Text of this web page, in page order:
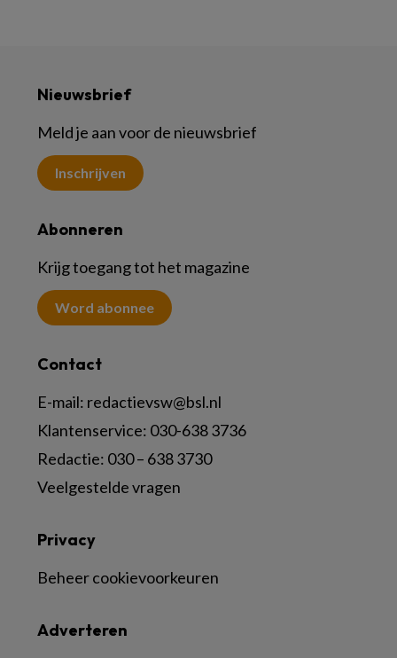
Nieuwsbrief
Meld je aan voor de nieuwsbrief
Inschrijven
Abonneren
Krijg toegang tot het magazine
Word abonnee
Contact
E-mail: redactievsw@bsl.nl
Klantenservice: 030-638 3736
Redactie: 030 – 638 3730
Veelgestelde vragen
Adverteren
Privacy
Beheer cookievoorkeuren